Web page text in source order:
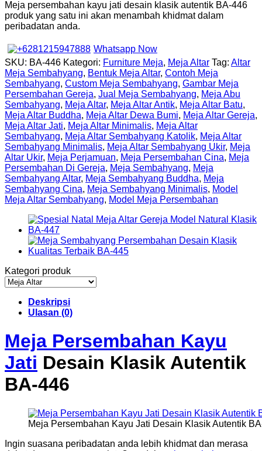
Meja persembahan kayu jati desain klasik autentik BA-446
produk yang satu ini akan menambah khidmat dalam
peribadatan anda.
Whatsapp Now
SKU: BA-446 Kategori: Furniture Meja, Meja Altar Tag: Altar
Meja Sembahyang, Bentuk Meja Altar, Contoh Meja
Sembahyang, Custom Meja Sembahyang, Gambar Meja
Persembahan Gereja, Jual Meja Sembahyang, Meja Abu
Sembahyang, Meja Altar, Meja Altar Antik, Meja Altar Batu,
Meja Altar Buddha, Meja Altar Dewa Bumi, Meja Altar Gereja,
Meja Altar Jati, Meja Altar Minimalis, Meja Altar
Sembahyang, Meja Altar Sembahyang Katolik, Meja Altar
Sembahyang Minimalis, Meja Altar Sembahyang Ukir, Meja
Altar Ukir, Meja Perjamuan, Meja Persembahan Cina, Meja
Persembahan Di Gereja, Meja Sembahyang, Meja
Sembahyang Altar, Meja Sembahyang Buddha, Meja
Sembahyang Cina, Meja Sembahyang Minimalis, Model
Meja Altar Sembahyang, Model Meja Persembahan
Kategori produk
Deskripsi
Ulasan (0)
Meja Persembahan Kayu
Jati Desain Klasik Autentik
BA-446
Meja Persembahan Kayu Jati Desain Klasik Autentik
Ingin suasana peribadatan anda lebih khidmat dan merasa